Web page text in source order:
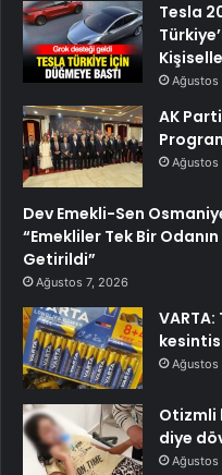
Tesla
Ağustos
AK
Ağustos
Dev Emekli-Sen
“Emekliler Tek Bir
Getirildi”
Ağustos 7, 2026
Ağustos
Otizmli
diye
Ağustos